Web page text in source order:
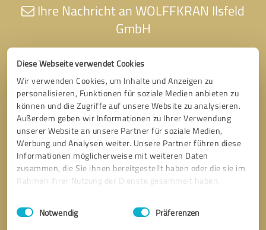
Diese Webseite verwendet Cookies
Wir verwenden Cookies, um Inhalte und Anzeigen zu
personalisieren, Funktionen für soziale Medien anbieten zu
können und die Zugriffe auf unsere Website zu analysieren.
Außerdem geben wir Informationen zu Ihrer Verwendung
unserer Website an unsere Partner für soziale Medien,
Werbung und Analysen weiter. Unsere Partner führen diese
Informationen möglicherweise mit weiteren Daten
zusammen, die Sie ihnen bereitgestellt haben oder die sie im
Rahmen Ihrer Nutzung der Dienste gesammelt haben.
Impressum Datenschutzbestimmungen
Einwilligungsauswahl
Notwendig Präferenzen
Ihre Nachricht an WOLFFKRAN Ilsfeld
GmbH